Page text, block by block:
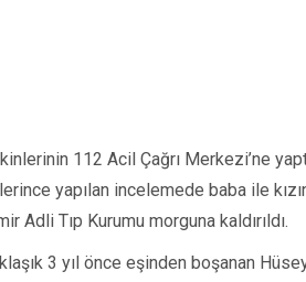
112 Acil Çağrı Merkezi’ne
yapılan incelemede baba ile
Adli Tıp Kurumu morguna kaldırıldı.
3 yıl önce eşinden boşanan